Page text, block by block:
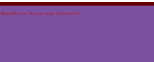
WordPress Theme von ThemeZee